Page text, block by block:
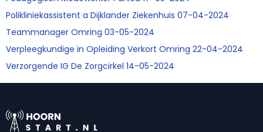
Polikliniekassistent a Dijklander Ziekenhuis 07-04-2024
Teammanager Omring 03-05-2024
Verpleegkundige in Opleiding Verkort Omring 22-04-2024
Verzorgende IG De Zorgcirkel 14-05-2024